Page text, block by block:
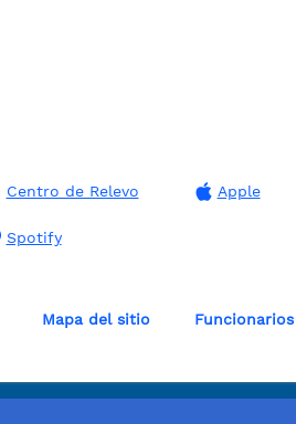
Centro de Relevo
Spotify
Apple
Mapa del sitio Funcionarios